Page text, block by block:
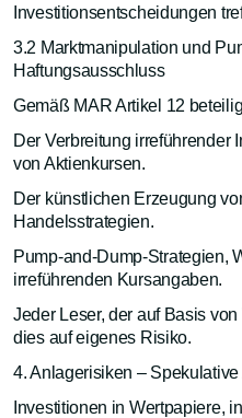
Investitionsentscheidungen
3.2 Marktmanipulation und
Haftungsausschluss
Gemäß MAR Artikel 12
Der Verbreitung irreführender
von Aktienkursen.
Der künstlichen Erzeugung
Handelsstrategien.
Pump-and-Dump-Strategien,
irreführenden Kursangaben.
Jeder Leser, der auf Basis
dies auf eigenes Risiko.
4. Anlagerisiken –
Investitionen in Wertpapiere,